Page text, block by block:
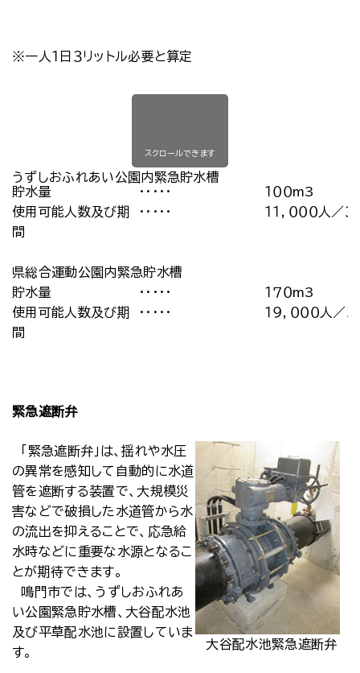
※一人１日３リットル必要と算定
うずしおふれあい公園内緊急貯水槽
貯水量
・・・・・
１００m3
使用可能人数及び期
間
・・・・・ １１，０００人／
県総合運動公園内緊急貯水槽
貯水量
・・・・・
１７０m3
使用可能人数及び期
間
・・・・・ １９，０００人／
スクロールできます
緊急遮断弁
「緊急遮断弁」は、揺れや水圧
の異常を感知して自動的に水道
管を遮断する装置で、大規模災
害などで破損した水道管から水
の流出を抑えることで、応急給
水時などに重要な水源となるこ
とが期待できます。
鳴門市では、うずしおふれあ
い公園緊急貯水槽、大谷配水池
及び平草配水池に設置していま
す。
大谷配水池緊急遮断弁